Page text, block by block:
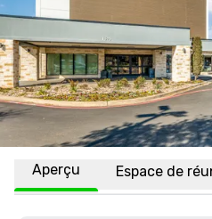
Aperçu Espace de